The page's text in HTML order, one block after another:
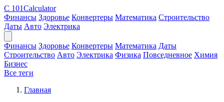
C 101Calculator
Финансы Здоровье Конвертеры Математика Строительство
Даты Авто Электрика
Финансы Здоровье Конвертеры Математика Даты
Строительство Авто Электрика Физика Повседневное Химия
Бизнес
Все теги
Главная